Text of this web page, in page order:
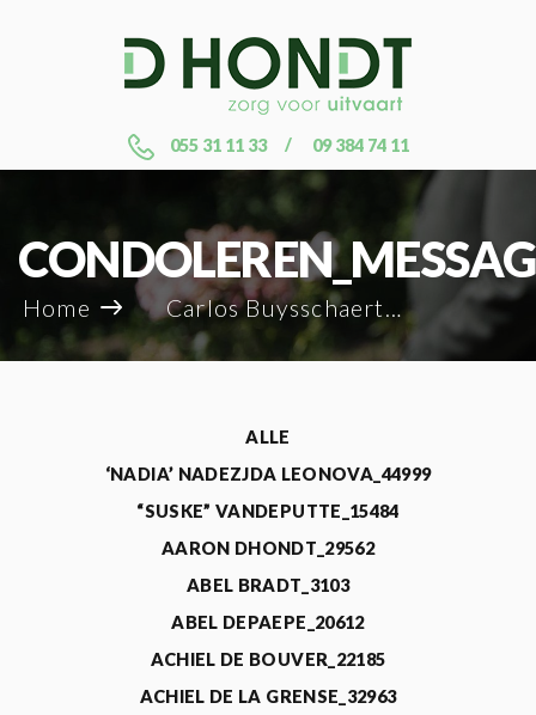
055 31 11 33 09 384 74 11
Home Carlos Buysschaert_120751
ALLE
‘NADIA’ NADEZJDA LEONOVA_44999
“SUSKE” VANDEPUTTE_15484
AARON DHONDT_29562
ABEL BRADT_3103
ABEL DEPAEPE_20612
ACHIEL DE BOUVER_22185
ACHIEL DE LA GRENSE_32963